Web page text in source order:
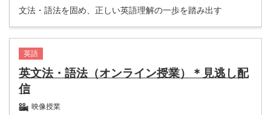
文法・語法を固め、正しい英語理解の一歩を踏み出す
英語
英文法・語法（オンライン授業）＊見逃し配
信
映像授業